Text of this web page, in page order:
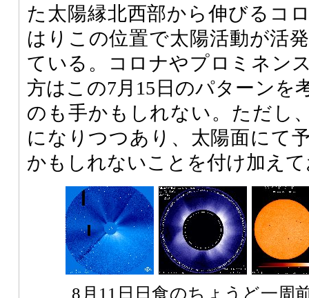
た太陽縁北西部から伸びるコ
はりこの位置で太陽活動が活
ている。コロナやプロミネン
方はこの7月15日のパターンを
のも手かもしれない。ただし
になりつつあり、太陽面にて
かもしれないことを付け加え
8月11日日食のちょうど一周